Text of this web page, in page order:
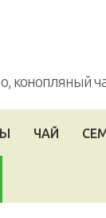
конопляный
ЧАЙ